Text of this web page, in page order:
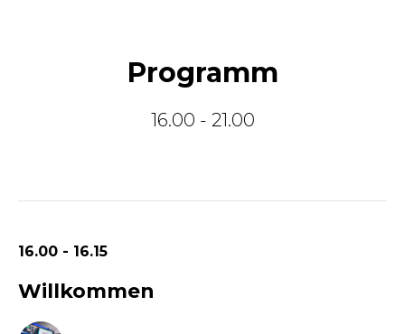
Programm
16.00 - 21.00
16.00 - 16.15
Willkommen